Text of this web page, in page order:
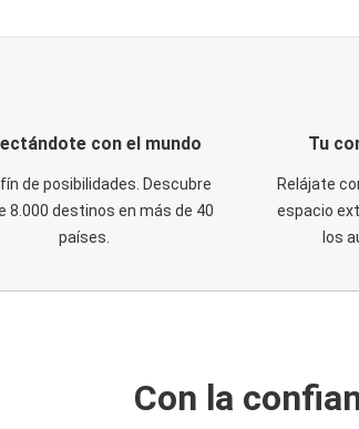
con el mundo
de posibilidades. Descubre
8.000 destinos en más de 40
países.
Tu
Relájate
espacio
los
Con la